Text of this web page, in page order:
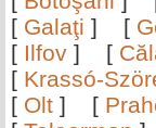
[ Galaţi ] [
[ Ilfov ] [
[ Krassó-
[ Olt ] [